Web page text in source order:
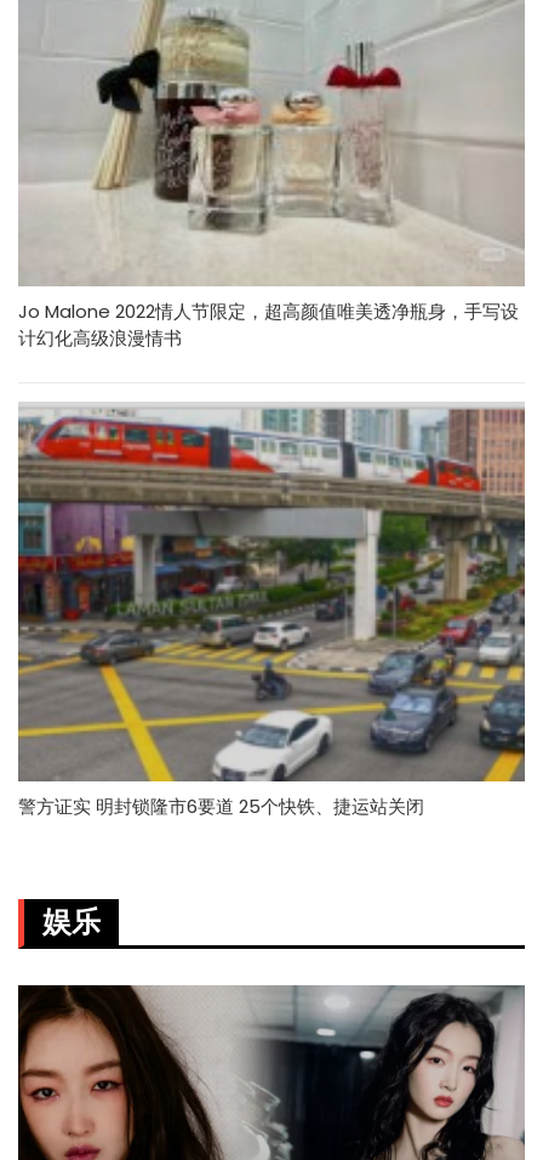
Jo Malone 2022情人节限定，超高颜值唯美透净瓶身，手写设
计幻化高级浪漫情书
警方证实 明封锁隆市6要道 25个快铁、捷运站关闭
娱乐